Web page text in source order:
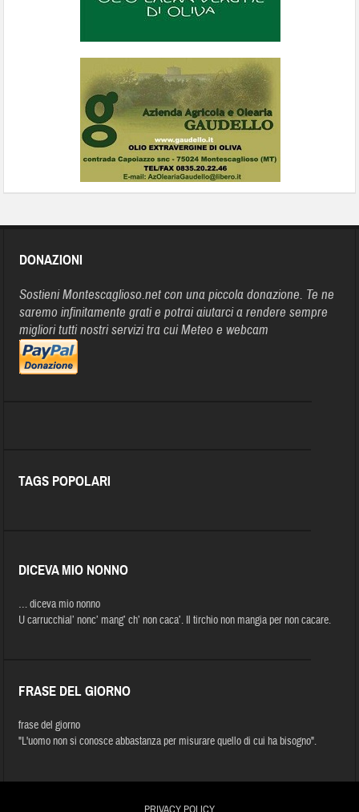
DONAZIONI
Sostieni Montescaglioso.net con una piccola donazione. Te ne
saremo infinitamente grati e potrai aiutarci a rendere sempre
migliori tutti nostri servizi tra cui Meteo e webcam
TAGS POPOLARI
DICEVA MIO NONNO
… diceva mio nonno
U carrucchial’ nonc’ mang’ ch’ non caca’. Il tirchio non mangia per non cacare.
FRASE DEL GIORNO
frase del giorno
"L'uomo non si conosce abbastanza per misurare quello di cui ha bisogno".